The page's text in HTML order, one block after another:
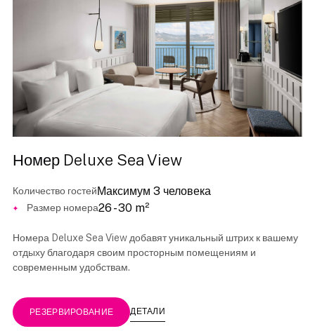
Номер Deluxe Sea View
Количество гостейМаксимум 3 человека
Размер номера26 - 30 m²
Номера Deluxe Sea View добавят уникальный штрих к вашему
отдыху благодаря своим просторным помещениям и
современным удобствам.
РЕЗЕРВИРОВАНИЕ ДЕТАЛИ